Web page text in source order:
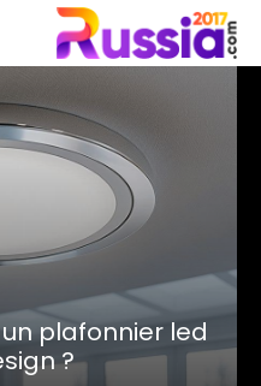
plafonnier led
?